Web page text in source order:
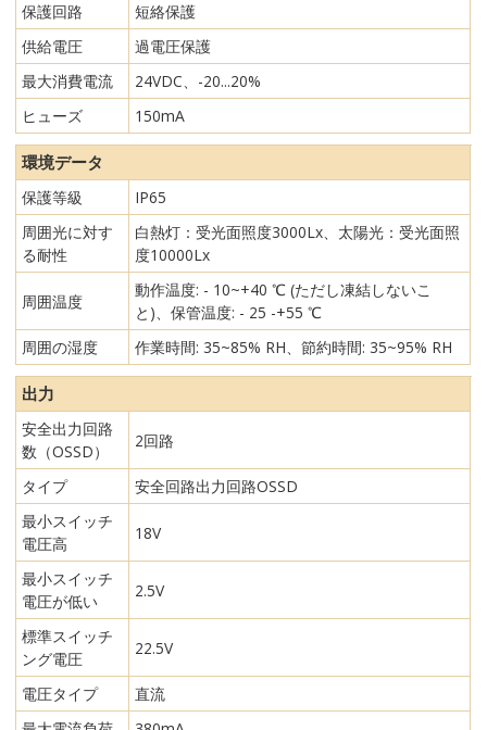
保護回路
短絡保護
供給電圧
過電圧保護
最大消費電流
24VDC、-20...20%
ヒューズ
150mA
環境データ
保護等級
IP65
周囲光に対す
る耐性
白熱灯：受光面照度3000Lx、太陽光：受光面照
度10000Lx
周囲温度
動作温度: - 10~+40 ℃ (ただし凍結しないこ
と)、保管温度: - 25 -+55 ℃
周囲の湿度
作業時間: 35~85% RH、節約時間: 35~95% RH
出力
安全出力回路
数（OSSD）
2回路
タイプ
安全回路出力回路OSSD
最小スイッチ
電圧高
18V
最小スイッチ
電圧が低い
2.5V
標準スイッチ
ング電圧
22.5V
電圧タイプ
直流